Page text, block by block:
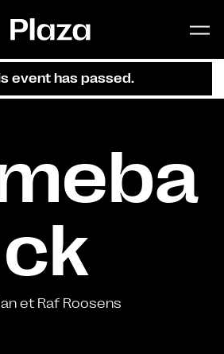
event has passed.
ck
et Raf Roosens